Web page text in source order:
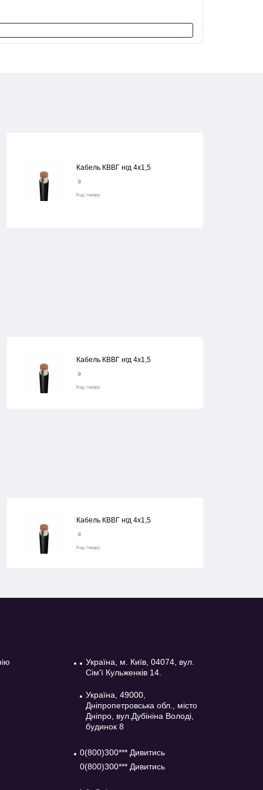
Кабель КВВГ нгд 4х1,5
0
Код товару:
Кабель КВВГ нгд 4х1,5
0
Код товару:
Кабель КВВГ нгд 4х1,5
0
Код товару:
Україна, м. Київ, 04074, вул.
Сім'ї Кульженків 14.
Україна, 49000,
Дніпропетровська обл., місто
Дніпро, вул.Дубініна Володі,
будинок 8
0(800)300*** Дивитись
0(800)300*** Дивитись